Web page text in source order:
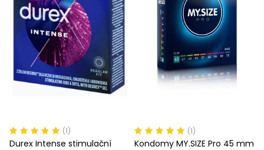
(1)
Durex Intense stimulační
(1)
Kondomy MY.SIZE Pro 45 mm